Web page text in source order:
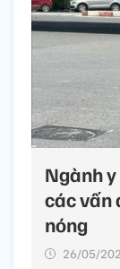
Ngành
các vấn
nóng
26/05/